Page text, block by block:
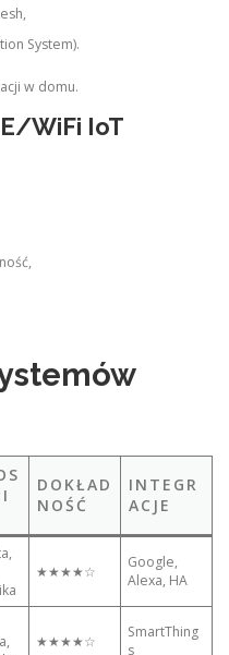
System).
w domu.
WiFi IoT
DOKŁAD
NOŚĆ
INTEGR
ACJE
★★★★☆
Google,
Alexa, HA
★★★★☆
SmartThing
s